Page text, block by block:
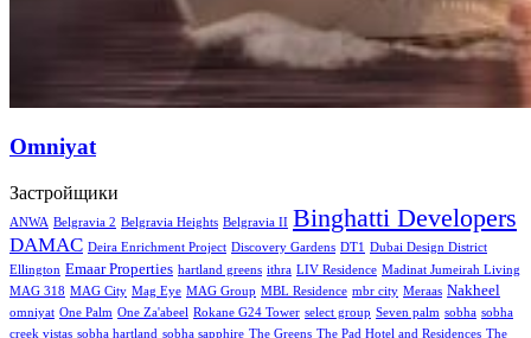
Omniyat
Застройщики
ANWA Belgravia 2 Belgravia Heights Belgravia II Binghatti Developers
DAMAC Deira Enrichment Project Discovery Gardens DT1
Dubai Design District
Ellington Emaar Properties hartland greens ithra LIV Residence Madinat Jumeirah Living
MAG 318 MAG City Mag Eye MAG Group MBL Residence mbr city Meraas Nakheel
omniyat One Palm One Za'abeel Rokane G24 Tower select group Seven palm sobha sobha
creek vistas sobha hartland sobha sapphire The Greens The Pad Hotel and Residences The